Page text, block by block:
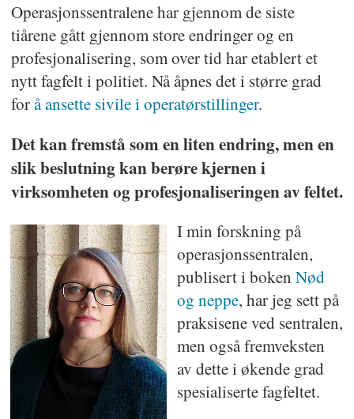
Operasjonssentralene har gjennom de siste
tiårene gått gjennom store endringer og en
profesjonalisering, som over tid har etablert et
nytt fagfelt i politiet. Nå åpnes det i større grad
forå ansette sivile i operatørstillinger.
Det kan fremstå som en liten endring, men en
slik beslutning kan berøre kjernen i
virksomheten og profesjonaliseringen av feltet.
I min forskning på
operasjonssentralen,
publisert i boken Nød
og neppe, har jeg sett på
praksisene ved sentralen,
men også fremveksten
av dette i økende grad
spesialiserte fagfeltet.